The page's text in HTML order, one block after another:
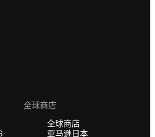
全球商店
全球商店
亚马逊日本